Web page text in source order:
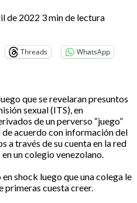
de 2022 3 min de lectura
Threads WhatsApp
que se revelaran presuntos
sexual (ITS), en
de un perverso “juego”
de acuerdo con información del
a través de su cuenta en la red
un colegio venezolano.
shock luego que una colega le
primeras cuesta creer.